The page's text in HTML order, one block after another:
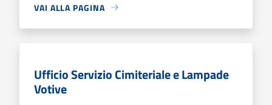
VAI ALLA PAGINA
Ufficio Servizio Cimiteriale e Lampade
Votive